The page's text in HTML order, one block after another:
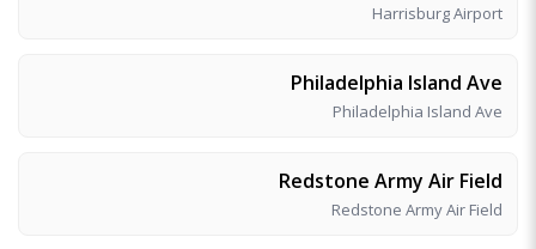
Harrisburg Airport
Philadelphia Island Ave
Philadelphia Island Ave
Redstone Army Air Field
Redstone Army Air Field